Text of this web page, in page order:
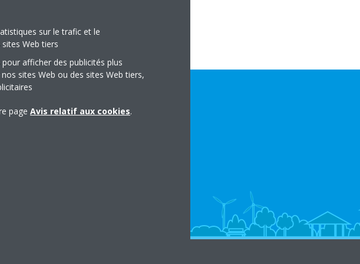
sur le trafic et le
Web tiers
afficher des publicités plus
sites Web ou des sites Web tiers,
page Avis relatif aux cookies.